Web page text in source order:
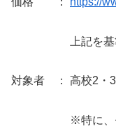
上記を基準に
対象者 ： 高校2・
※特に、ゼロか